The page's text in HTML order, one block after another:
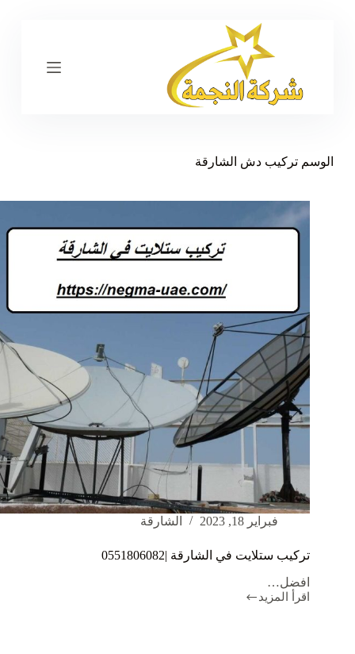
ت
الوسم تركيب دش الشارقة
فبراير 18, 2023 الشارقة
تركيب ستلايت في الشارقة |0551806082
افضل…
اقرأ المزيد
تركيب